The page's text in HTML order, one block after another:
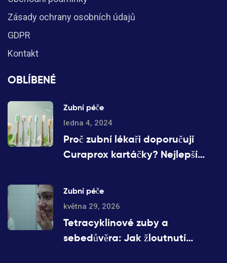
Zásady ochrany osobních údajů
GDPR
Kontakt
OBLÍBENÉ
Zubní péče
ledna 4, 2024
Proč zubní lékaři doporučují
Curaprox kartáčky? Nejlepší
Zubní péče
května 29, 2026
Tetracyklinové zuby a
sebedůvěra: Jak žloutnutí